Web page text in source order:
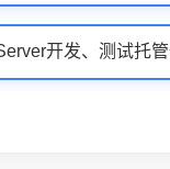
开发、测试托